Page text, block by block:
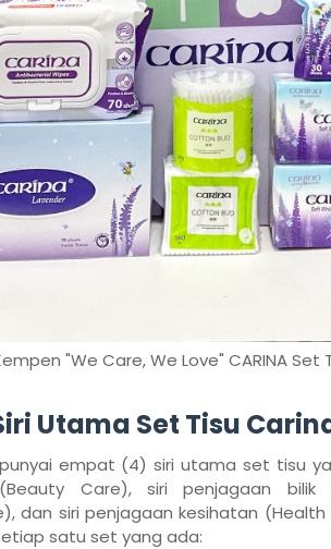
"We Care, We Love" CARINA Set
Utama Set Tisu
empat (4) siri utama set tisu
Care), siri penjagaan
dan siri penjagaan kesihatan
satu set yang ada: